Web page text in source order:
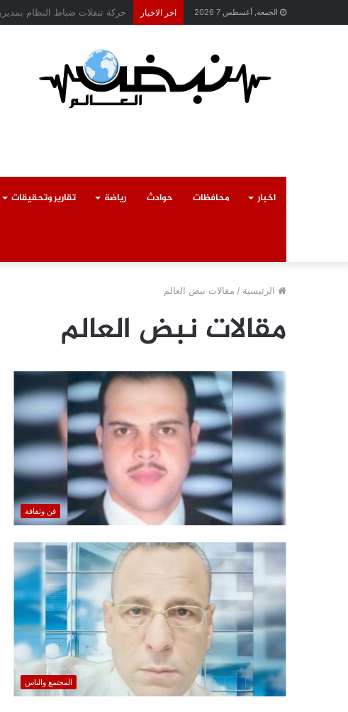
الجمعة, أغسطس 7 2026 اخر الاخبار محافظ القليوبية يتابع حادث
اخبار محافظات حوادث رياضة تقارير وتحقيقات
الرئيسية / مقالات نبض العالم
مقالات نبض العالم
فن وثقافة
المجتمع والناس